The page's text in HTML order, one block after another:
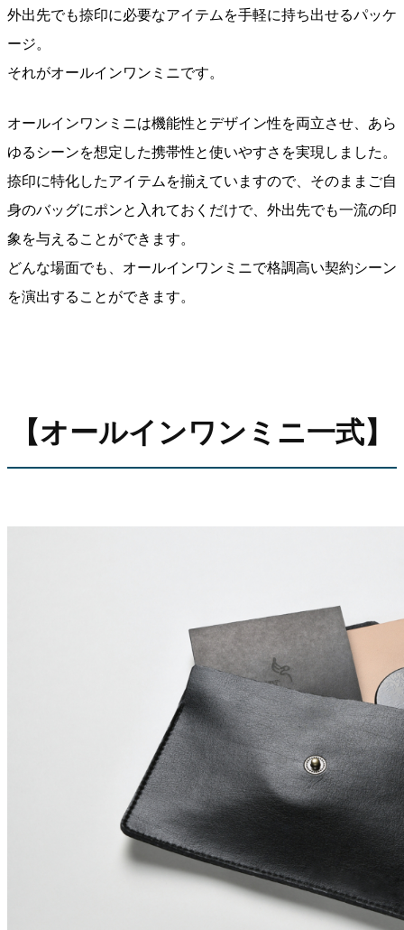
外出先でも捺印に必要なアイテムを手軽に持ち出せるパッケ
ージ。
それがオールインワンミニです。
オールインワンミニは機能性とデザイン性を両立させ、あら
ゆるシーンを想定した携帯性と使いやすさを実現しました。
捺印に特化したアイテムを揃えていますので、そのままご自
身のバッグにポンと入れておくだけで、外出先でも一流の印
象を与えることができます。
どんな場面でも、オールインワンミニで格調高い契約シーン
を演出することができます。
【オールインワンミニ一式】